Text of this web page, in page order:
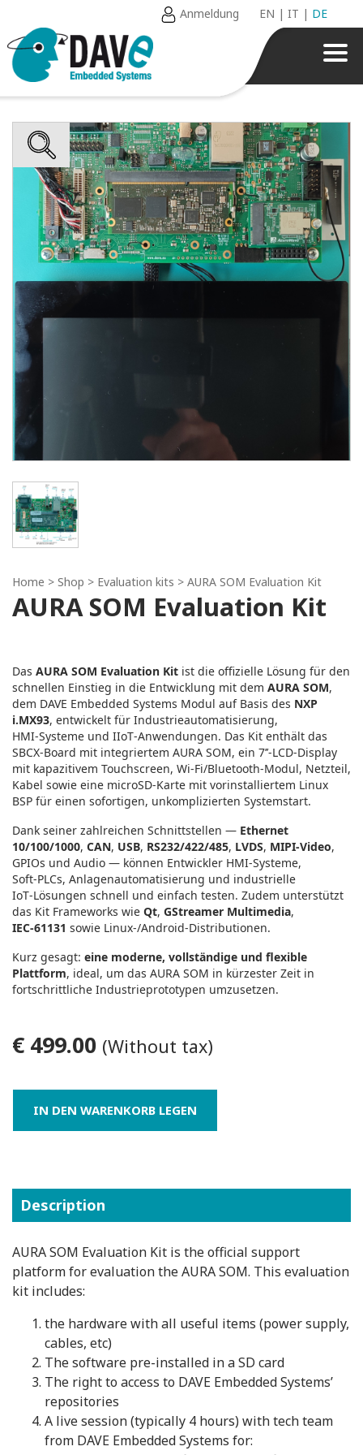
Anmeldung EN |IT | DE
Home > Shop > Evaluation kits > AURA SOM Evaluation Kit
AURA SOM Evaluation Kit
Das AURA SOM Evaluation Kit ist die offizielle Lösung für den
schnellen Einstieg in die Entwicklung mit dem AURA SOM,
dem DAVE Embedded Systems Modul auf Basis des NXP
i.MX93, entwickelt für Industrieautomatisierung,
HMI‑Systeme und IIoT‑Anwendungen. Das Kit enthält das
SBCX‑Board mit integriertem AURA SOM, ein 7’’‑LCD‑Display
mit kapazitivem Touchscreen, Wi‑Fi/Bluetooth‑Modul, Netzteil,
Kabel sowie eine microSD‑Karte mit vorinstalliertem Linux
BSP für einen sofortigen, unkomplizierten Systemstart.
Dank seiner zahlreichen Schnittstellen — Ethernet
10/100/1000, CAN, USB, RS232/422/485, LVDS, MIPI‑Video,
GPIOs und Audio — können Entwickler HMI‑Systeme,
Soft‑PLCs, Anlagenautomatisierung und industrielle
IoT‑Lösungen schnell und einfach testen. Zudem unterstützt
das Kit Frameworks wie Qt, GStreamer Multimedia,
IEC‑61131 sowie Linux‑/Android‑Distributionen.
Kurz gesagt: eine moderne, vollständige und flexible
Plattform, ideal, um das AURA SOM in kürzester Zeit in
fortschrittliche Industrieprototypen umzusetzen.
€ 499.00 (Without tax)
Description
AURA SOM Evaluation Kit is the official support
platform for evaluation the AURA SOM. This evaluation
kit includes:
the hardware with all useful items (power supply,
cables, etc)
The software pre-installed in a SD card
The right to access to DAVE Embedded Systems’
repositories
A live session (typically 4 hours) with tech team
from DAVE Embedded Systems for: